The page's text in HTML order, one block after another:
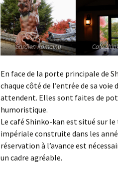
Gardien Komainu Café
En face de la porte principale de
chaque côté de l’entrée de sa voie
attendent. Elles sont faites de
humoristique.
Le café Shinko-kan est situé sur
impériale construite dans les
réservation à l’avance est
un cadre agréable.